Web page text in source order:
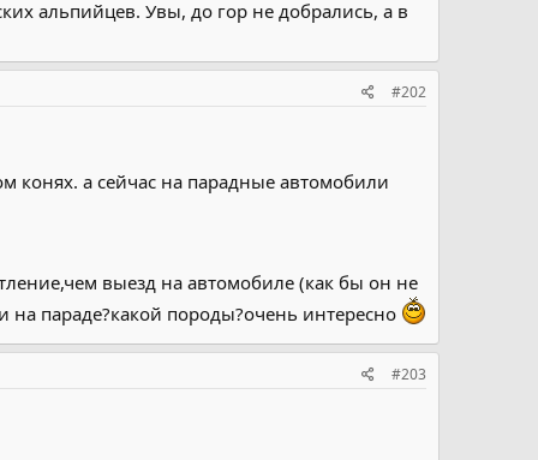
альпийцев. Увы, до гор не добрались, а в
#202
конях. а сейчас на парадные автомобили
выезд на автомобиле (как бы он не
на параде?какой породы?очень интересно
#203